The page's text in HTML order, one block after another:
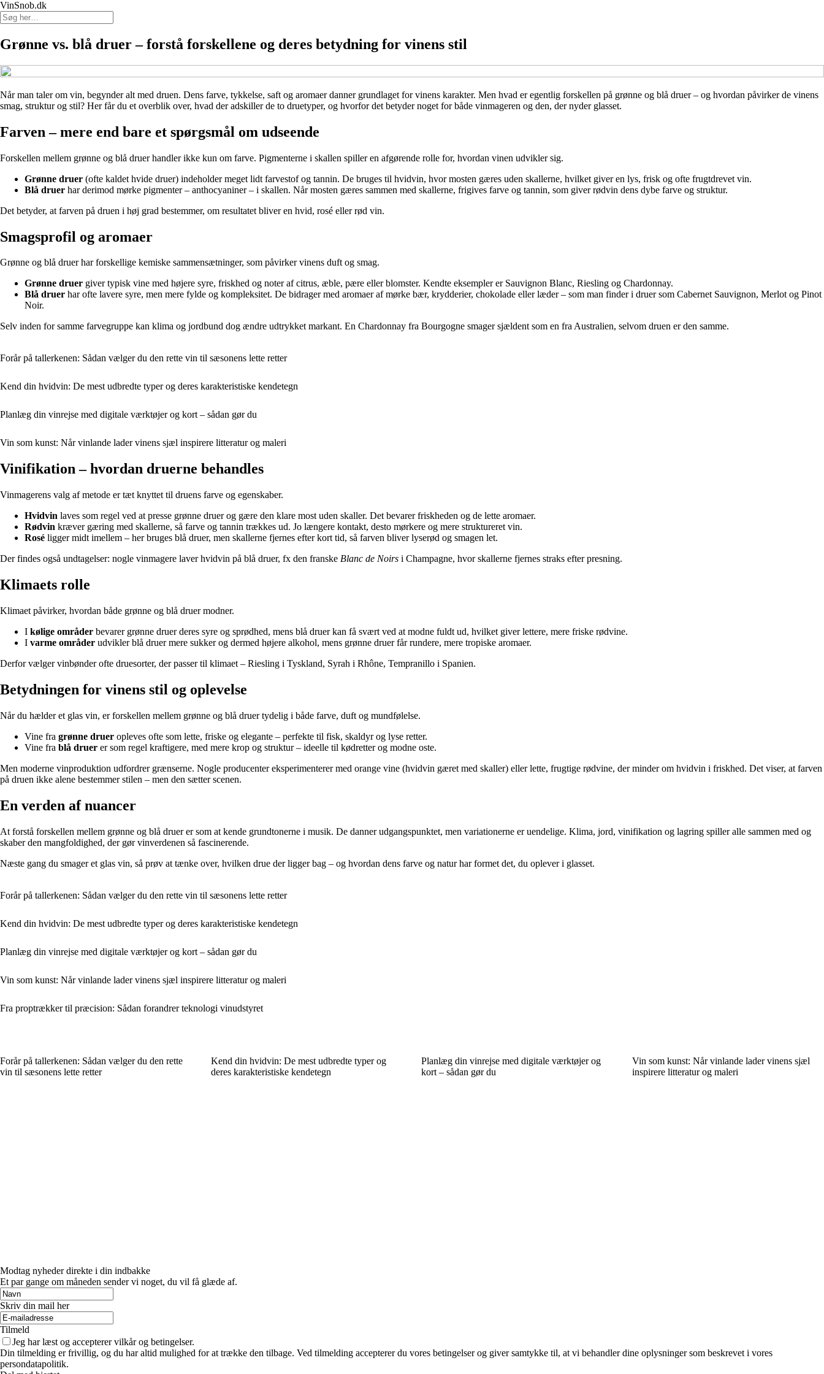
VinSnob.dk
Grønne vs. blå druer – forstå forskellene og deres betydning for vinens stil
Når man taler om vin, begynder alt med druen. Dens farve, tykkelse, saft og aromaer danner grundlaget for vinens karakter. Men hvad er egentlig forskellen på grønne og blå druer – og hvordan påvirker de vinens
smag, struktur og stil? Her får du et overblik over, hvad der adskiller de to druetyper, og hvorfor det betyder noget for både vinmageren og den, der nyder glasset.
Farven – mere end bare et spørgsmål om udseende
Forskellen mellem grønne og blå druer handler ikke kun om farve. Pigmenterne i skallen spiller en afgørende rolle for, hvordan vinen udvikler sig.
Grønne druer (ofte kaldet hvide druer) indeholder meget lidt farvestof og tannin. De bruges til hvidvin, hvor mosten gæres uden skallerne, hvilket giver en lys, frisk og ofte frugtdrevet vin.
Blå druer har derimod mørke pigmenter – anthocyaniner – i skallen. Når mosten gæres sammen med skallerne, frigives farve og tannin, som giver rødvin dens dybe farve og struktur.
Det betyder, at farven på druen i høj grad bestemmer, om resultatet bliver en hvid, rosé eller rød vin.
Smagsprofil og aromaer
Grønne og blå druer har forskellige kemiske sammensætninger, som påvirker vinens duft og smag.
Grønne druer giver typisk vine med højere syre, friskhed og noter af citrus, æble, pære eller blomster. Kendte eksempler er Sauvignon Blanc, Riesling og Chardonnay.
Blå druer har ofte lavere syre, men mere fylde og kompleksitet. De bidrager med aromaer af mørke bær, krydderier, chokolade eller læder – som man finder i druer som Cabernet Sauvignon, Merlot og Pinot
Noir.
Selv inden for samme farvegruppe kan klima og jordbund dog ændre udtrykket markant. En Chardonnay fra Bourgogne smager sjældent som en fra Australien, selvom druen er den samme.
Forår på tallerkenen: Sådan vælger du den rette vin til sæsonens lette retter
Kend din hvidvin: De mest udbredte typer og deres karakteristiske kendetegn
Planlæg din vinrejse med digitale værktøjer og kort – sådan gør du
Vin som kunst: Når vinlande lader vinens sjæl inspirere litteratur og maleri
Vinifikation – hvordan druerne behandles
Vinmagerens valg af metode er tæt knyttet til druens farve og egenskaber.
Hvidvin laves som regel ved at presse grønne druer og gære den klare most uden skaller. Det bevarer friskheden og de lette aromaer.
Rødvin kræver gæring med skallerne, så farve og tannin trækkes ud. Jo længere kontakt, desto mørkere og mere struktureret vin.
Rosé ligger midt imellem – her bruges blå druer, men skallerne fjernes efter kort tid, så farven bliver lyserød og smagen let.
Der findes også undtagelser: nogle vinmagere laver hvidvin på blå druer, fx den franske Blanc de Noirs i Champagne, hvor skallerne fjernes straks efter presning.
Klimaets rolle
Klimaet påvirker, hvordan både grønne og blå druer modner.
I kølige områder bevarer grønne druer deres syre og sprødhed, mens blå druer kan få svært ved at modne fuldt ud, hvilket giver lettere, mere friske rødvine.
I varme områder udvikler blå druer mere sukker og dermed højere alkohol, mens grønne druer får rundere, mere tropiske aromaer.
Derfor vælger vinbønder ofte druesorter, der passer til klimaet – Riesling i Tyskland, Syrah i Rhône, Tempranillo i Spanien.
Betydningen for vinens stil og oplevelse
Når du hælder et glas vin, er forskellen mellem grønne og blå druer tydelig i både farve, duft og mundfølelse.
Vine fra grønne druer opleves ofte som lette, friske og elegante – perfekte til fisk, skaldyr og lyse retter.
Vine fra blå druer er som regel kraftigere, med mere krop og struktur – ideelle til kødretter og modne oste.
Men moderne vinproduktion udfordrer grænserne. Nogle producenter eksperimenterer med orange vine (hvidvin gæret med skaller) eller lette, frugtige rødvine, der minder om hvidvin i friskhed. Det viser, at farven
på druen ikke alene bestemmer stilen – men den sætter scenen.
En verden af nuancer
At forstå forskellen mellem grønne og blå druer er som at kende grundtonerne i musik. De danner udgangspunktet, men variationerne er uendelige. Klima, jord, vinifikation og lagring spiller alle sammen med og
skaber den mangfoldighed, der gør vinverdenen så fascinerende.
Næste gang du smager et glas vin, så prøv at tænke over, hvilken drue der ligger bag – og hvordan dens farve og natur har formet det, du oplever i glasset.
Forår på tallerkenen: Sådan vælger du den rette vin til sæsonens lette retter
Kend din hvidvin: De mest udbredte typer og deres karakteristiske kendetegn
Planlæg din vinrejse med digitale værktøjer og kort – sådan gør du
Vin som kunst: Når vinlande lader vinens sjæl inspirere litteratur og maleri
Fra proptrækker til præcision: Sådan forandrer teknologi vinudstyret
Forår på tallerkenen: Sådan vælger du den rette
vin til sæsonens lette retter
Kend din hvidvin: De mest udbredte typer og
deres karakteristiske kendetegn
Planlæg din vinrejse med digitale værktøjer og
kort – sådan gør du
Vin som kunst: Når vinlande lader vinens sjæl
inspirere litteratur og maleri
Modtag nyheder direkte i din indbakke
Et par gange om måneden sender vi noget, du vil få glæde af.
Skriv din mail her
Tilmeld
Jeg har læst og accepterer vilkår og betingelser.
Din tilmelding er frivillig, og du har altid mulighed for at trække den tilbage. Ved tilmelding accepterer du vores betingelser og giver samtykke til, at vi behandler dine oplysninger som beskrevet i vores
persondatapolitik.